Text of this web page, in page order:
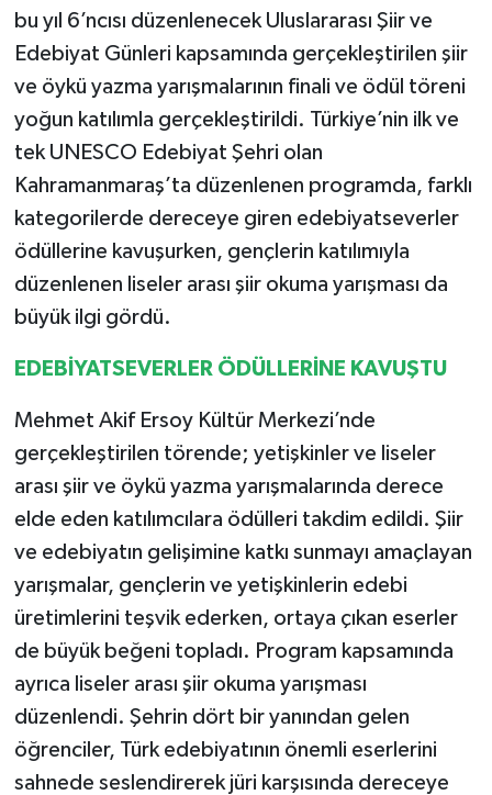
bu yıl 6’ncısı düzenlenecek Uluslararası Şiir ve
Edebiyat Günleri kapsamında gerçekleştirilen şiir
ve öykü yazma yarışmalarının finali ve ödül töreni
yoğun katılımla gerçekleştirildi. Türkiye’nin ilk ve
tek UNESCO Edebiyat Şehri olan
Kahramanmaraş’ta düzenlenen programda, farklı
kategorilerde dereceye giren edebiyatseverler
ödüllerine kavuşurken, gençlerin katılımıyla
düzenlenen liseler arası şiir okuma yarışması da
büyük ilgi gördü.
EDEBİYATSEVERLER ÖDÜLLERİNE KAVUŞTU
Mehmet Akif Ersoy Kültür Merkezi’nde
gerçekleştirilen törende; yetişkinler ve liseler
arası şiir ve öykü yazma yarışmalarında derece
elde eden katılımcılara ödülleri takdim edildi. Şiir
ve edebiyatın gelişimine katkı sunmayı amaçlayan
yarışmalar, gençlerin ve yetişkinlerin edebi
üretimlerini teşvik ederken, ortaya çıkan eserler
de büyük beğeni topladı. Program kapsamında
ayrıca liseler arası şiir okuma yarışması
düzenlendi. Şehrin dört bir yanından gelen
öğrenciler, Türk edebiyatının önemli eserlerini
sahnede seslendirerek jüri karşısında dereceye